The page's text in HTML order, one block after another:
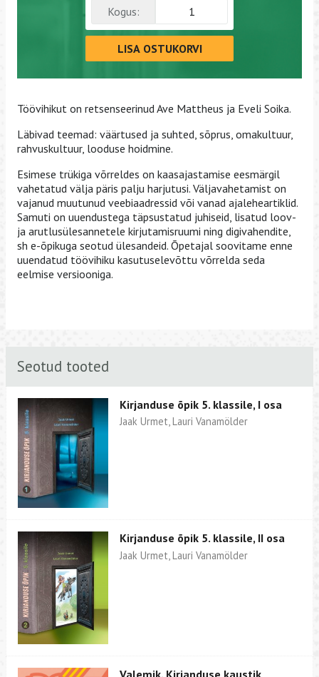
Kogus:
LISA OSTUKORVI
Töövihikut on retsenseerinud Ave Mattheus ja Eveli Soika.
Läbivad teemad: väärtused ja suhted, sõprus, omakultuur,
rahvuskultuur, looduse hoidmine.
Esimese trükiga võrreldes on kaasajastamise eesmärgil
vahetatud välja päris palju harjutusi. Väljavahetamist on
vajanud muutunud veebiaadressid või vanad ajaleheartiklid.
Samuti on uuendustega täpsustatud juhiseid, lisatud loov-
ja arutlusülesannetele kirjutamisruumi ning digivahendite,
sh e-õpikuga seotud ülesandeid. Õpetajal soovitame enne
uuendatud töövihiku kasutuselevõttu võrrelda seda
eelmise versiooniga.
Seotud tooted
Kirjanduse õpik 5. klassile, I osa
Jaak Urmet, Lauri Vanamölder
Kirjanduse õpik 5. klassile, II osa
Jaak Urmet, Lauri Vanamölder
Valemik. Kirjanduse kaustik